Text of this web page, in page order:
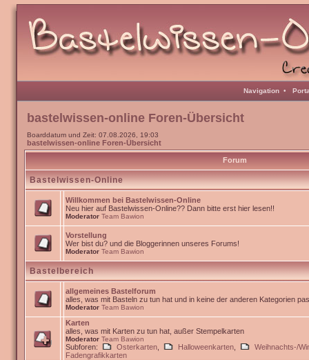
Navigation •
bastelwissen-online Foren-Übersicht
Boarddatum und Zeit: 07.08.2026, 19:03
bastelwissen-online Foren-Übersicht
Forum
Bastelwissen-Online
Willkommen bei Bastelwissen-Online
Neu hier auf Bastelwissen-Online?? Dann bitte erst hier lesen!!
Moderator Team Bawion
Vorstellung
Wer bist du? und die Bloggerinnen unseres Forums!
Moderator Team Bawion
Bastelbereich
allgemeines Bastelforum
alles, was mit Basteln zu tun hat und in keine der anderen Kategorien
Moderator Team Bawion
Karten
alles, was mit Karten zu tun hat, außer Stempelkarten
Moderator Team Bawion
Subforen: Osterkarten Halloweenkarten
Weihnachts-/
Fadengrafikkarten